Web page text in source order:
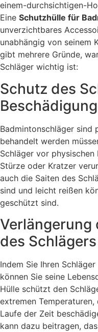
Eine Schutzhülle für
unverzichtbares
unabhängig von seinem
gibt mehrere Gründe,
Schläger wichtig ist:
Schutz des
Badmintonschläger
behandelt werden
Schläger vor
Stürze oder Kratzer
auch die Saiten des
sind und leicht reißen
geschützt sind.
Verlängerung
des Schlägers
Indem Sie Ihren
können Sie seine
Hülle schützt den
extremen
Laufe der Zeit
kann dazu beitragen,